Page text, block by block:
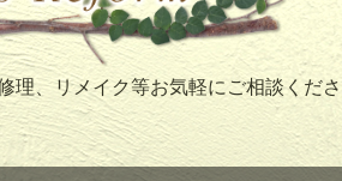
理、リメイク等お気軽にご相談くださ